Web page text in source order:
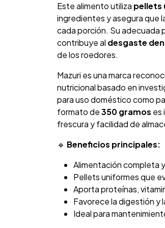
Este alimento utiliza pellets
ingredientes y asegura que
cada porción. Su adecuada
contribuye al desgaste
de los roedores.
Mazuri es una marca
nutricional basado en
para uso doméstico como
formato de350 gramos es
frescura y facilidad de
🔹 Beneficios principales:
Alimentación completa
Pellets uniformes que
Aporta proteínas,
Favorece la digestión y
Ideal para